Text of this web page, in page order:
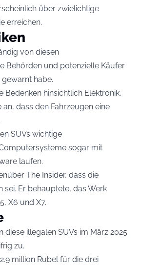
über zwielichtige
erreichen.
von diesen
Behörden und potenzielle Käufer
habe.
hinsichtlich Elektronik,
dass den Fahrzeugen eine
SUVs wichtige
sogar mit
laufen.
The Insider, dass die
Er behauptete, das Werk
X6 und X7.
illegalen SUVs im März 2025
zu.
million Rubel für die drei